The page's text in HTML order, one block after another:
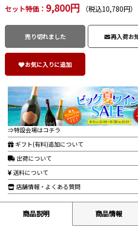
セット特価： 9,800円 （税込10,780円）
売り切れました 再入荷お
お気に入りに追加
⇒特設会場はコチラ
ギフト(有料)追加について
出荷について
送料について
店舗情報・よくある質問
商品説明 商品情報